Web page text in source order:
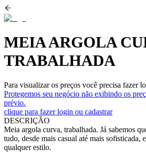
MEIA ARGOLA
TRABALHADA
Para visualizar os preços você precisa fazer
Protegemos seu negócio não exibindo os
prévio.
clique para fazer login ou cadastrar
DESCRIÇÃO
Meia argola curva, trabalhada. Já sabemos
tudo, desde mais casual até mais sofisticada,
qualquer estilo.